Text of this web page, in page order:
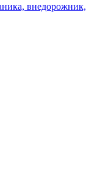
внедорожник,